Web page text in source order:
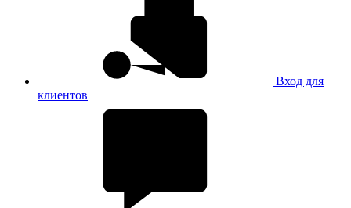
Вход для
клиентов